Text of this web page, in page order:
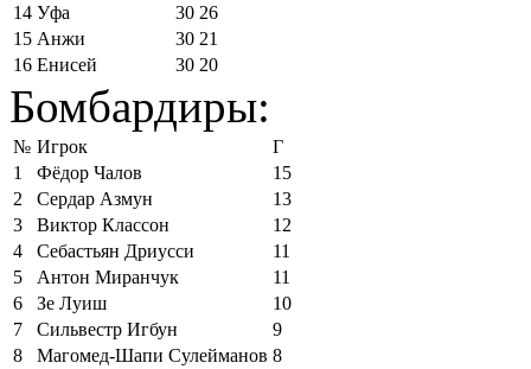
14 Уфа 30 26
15 Анжи 30 21
16 Енисей 30 20
Бомбардиры:
№ Игрок
Г
1
Фёдор Чалов
15
2
Сердар Азмун
13
3
Виктор Классон
12
4
Себастьян Дриусси
11
5
Антон Миранчук
11
6
Зе Луиш
10
7
Сильвестр Игбун
9
8
Магомед-Шапи Сулейманов 8